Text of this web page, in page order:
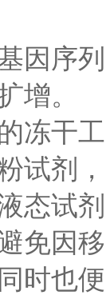
因序列
增。
冻干工
试剂，
态试剂
免因移
时也便